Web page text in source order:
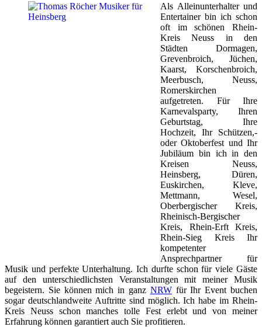
Als Alleinunterhalter und
Entertainer bin ich schon
oft im schönen Rhein-
Kreis Neuss in den
Städten Dormagen,
Grevenbroich, Jüchen,
Kaarst, Korschenbroich,
Meerbusch, Neuss,
Romerskirchen
aufgetreten. Für Ihre
Karnevalsparty, Ihren
Geburtstag, Ihre
Hochzeit, Ihr Schützen,-
oder Oktoberfest und Ihr
Jubiläum bin ich in den
Kreisen Neuss,
Heinsberg, Düren,
Euskirchen, Kleve,
Mettmann, Wesel,
Oberbergischer Kreis,
Rheinisch-Bergischer
Kreis, Rhein-Erft Kreis,
Rhein-Sieg Kreis Ihr
kompetenter
Ansprechpartner für
Musik und perfekte Unterhaltung. Ich durfte schon für viele Gäste
auf den unterschiedlichsten Veranstaltungen mit meiner Musik
begeistern. Sie können mich in ganz NRWfür Ihr Event buchen
sogar deutschlandweite Auftritte sind möglich. Ich habe im Rhein-
Kreis Neuss schon manches tolle Fest erlebt und von meiner
Erfahrung können garantiert auch Sie profitieren.